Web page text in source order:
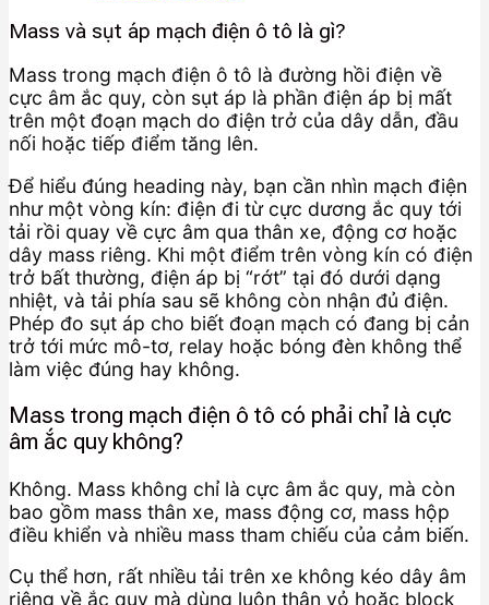
Mass và sụt áp mạch điện ô tô là gì?
Mass trong mạch điện ô tô là đường hồi điện về
cực âm ắc quy, còn sụt áp là phần điện áp bị mất
trên một đoạn mạch do điện trở của dây dẫn, đầu
nối hoặc tiếp điểm tăng lên.
Để hiểu đúng heading này, bạn cần nhìn mạch điện
như một vòng kín: điện đi từ cực dương ắc quy tới
tải rồi quay về cực âm qua thân xe, động cơ hoặc
dây mass riêng. Khi một điểm trên vòng kín có điện
trở bất thường, điện áp bị “rớt” tại đó dưới dạng
nhiệt, và tải phía sau sẽ không còn nhận đủ điện.
Phép đo sụt áp cho biết đoạn mạch có đang bị cản
trở tới mức mô-tơ, relay hoặc bóng đèn không thể
làm việc đúng hay không.
Mass trong mạch điện ô tô có phải chỉ là cực
âm ắc quy không?
Không. Mass không chỉ là cực âm ắc quy, mà còn
bao gồm mass thân xe, mass động cơ, mass hộp
điều khiển và nhiều mass tham chiếu của cảm biến.
Cụ thể hơn, rất nhiều tải trên xe không kéo dây âm
riêng về ắc quy mà dùng luôn thân vỏ hoặc block